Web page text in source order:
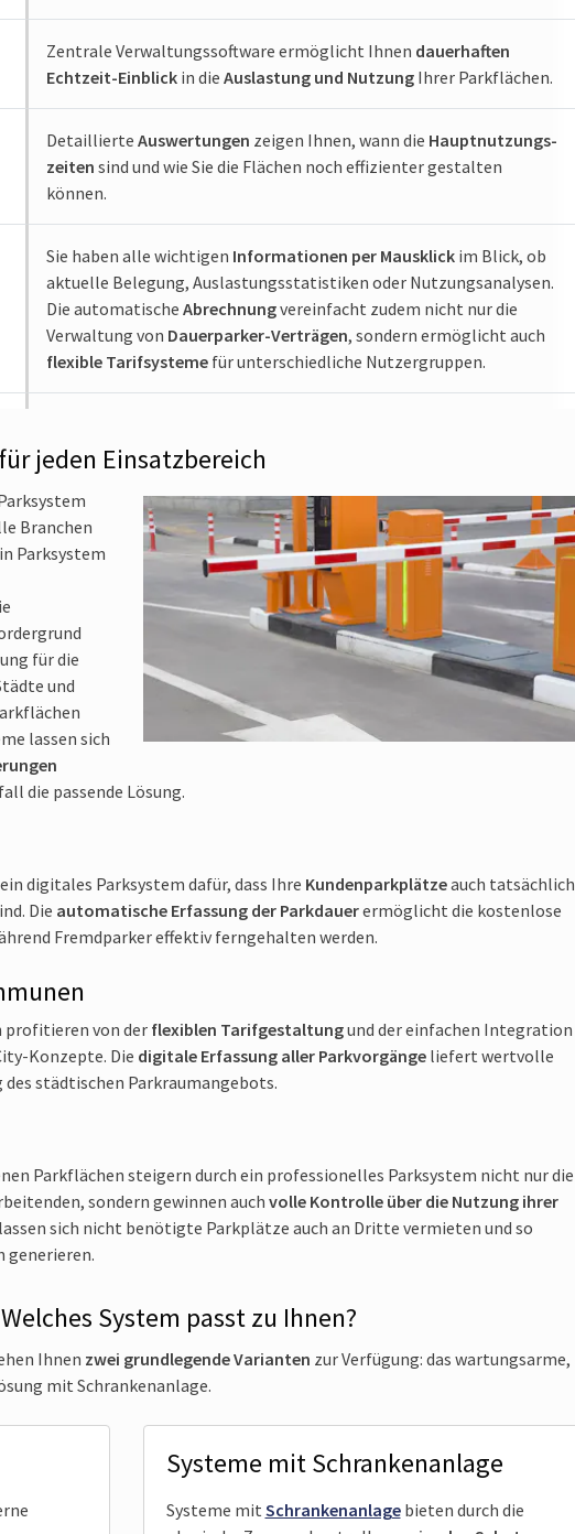
Zentrale Verwaltungssoftware ermöglicht Ihnen dauerhaften
Echtzeit-Einblick in die Auslastung und Nutzung Ihrer Parkflächen.
Detaillierte Auswertungen zeigen Ihnen, wann die Hauptnutzungs­
zeiten sind und wie Sie die Flächen noch effizienter gestalten
können.
Sie haben alle wichtigen Informationen per Mausklick im Blick, ob
aktuelle Belegung, Auslastungs­statistiken oder Nutzungsanalysen.
Die automatische Abrechnungvereinfacht zudem nicht nur die
Verwaltung von Dauerparker-Verträgen, sondern ermöglicht auch
flexible Tarifsysteme für unterschiedliche Nutzergruppen.
EC-Karte bis zur Smartphone-App bieten Sie Ihren Parkenden
Das ständige Nachfüllen von Papier für Tickets ist nicht nur lästig,
sondern auch im Hinblick auf die Umwelt verschwenderisch. Die
Kennzeichenerfassung funktioniert ohne Tickets
Durch die Ressourcen­einsparungen für Personal und Verwaltung
reduzieren
Sie mit einem digitalen Parksystem auch IhreKosten.
Schrankenlose Systeme sind durch ihre geringen Wartungskosten
besonders kostensparend.
jeden Einsatzbereich
Branchen
Parksystem
für die
und
lassen sich
die passende Lösung.
digitales Parksystem dafür, dass Ihre Kundenparkplätzeauch tatsächlich
Die automatische Erfassung der Parkdauerermöglicht die kostenlose
Fremdparker effektiv ferngehalten werden.
profitieren von derflexiblen Tarifgestaltungund der einfachen Integration
Konzepte. Die digitale Erfassung aller Parkvorgänge liefert wertvolle
städtischen Parkraumangebots.
Parkflächen steigern durch ein professionelles Parksystem nicht nur die
sondern gewinnen auchvolle Kontrolle über die Nutzung ihrer
sich nicht benötigte Parkplätze auch an Dritte vermieten und so
generieren.
System passt zu Ihnen?
Ihnen zwei grundlegende Varianten zur Verfügung: das wartungsarme,
mit Schrankenanlage.
Systeme mit Schrankenanlage
Systeme mit Schrankenanlagebieten durch die